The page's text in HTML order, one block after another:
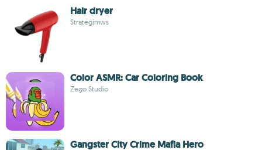
Hair dryer
Strategimws
Color ASMR: Car Coloring Book
Zego Studio
Gangster City Crime Mafia Hero